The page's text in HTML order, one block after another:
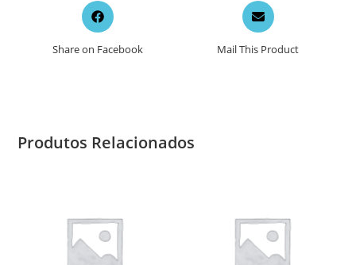
Opens
in
new
Share on Facebook
Opens
in
a
new
Mail This Product
Produtos Relacionados